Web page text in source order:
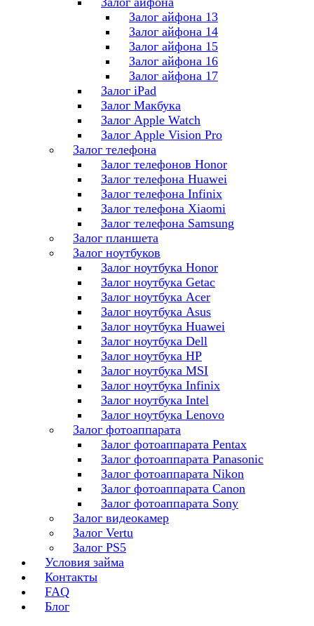
Залог айфона 13
Залог айфона 14
Залог айфона 15
Залог айфона 16
Залог айфона 17
Залог iPad
Залог Макбука
Залог Apple Watch
Залог Apple Vision Pro
Залог телефона
Залог телефонов Honor
Залог телефона Huawei
Залог телефона Infinix
Залог телефона Xiaomi
Залог телефона Samsung
Залог планшета
Залог ноутбуков
Залог ноутбука Honor
Залог ноутбука Getac
Залог ноутбука Acer
Залог ноутбука Asus
Залог ноутбука Huawei
Залог ноутбука Dell
Залог ноутбука HP
Залог ноутбука MSI
Залог ноутбука Infinix
Залог ноутбука Intel
Залог ноутбука Lenovo
Залог фотоаппарата
Залог фотоаппарата Pentax
Залог фотоаппарата Panasonic
Залог фотоаппарата Nikon
Залог фотоаппарата Canon
Залог фотоаппарата Sony
Залог видеокамер
Залог Vertu
Залог PS5
Условия займа
Контакты
FAQ
Блог